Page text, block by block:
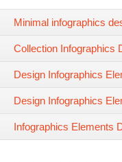
Minimal infographics
Collection Infographics
Design Infographics
Design Infographics
Infographics Elements